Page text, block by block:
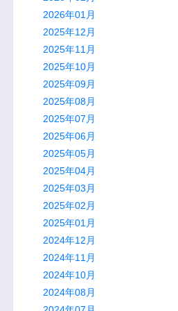
2026年01月
2025年12月
2025年11月
2025年10月
2025年09月
2025年08月
2025年07月
2025年06月
2025年05月
2025年04月
2025年03月
2025年02月
2025年01月
2024年12月
2024年11月
2024年10月
2024年08月